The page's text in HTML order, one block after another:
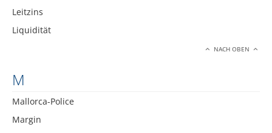
Leitzins
Liquidität
NACH OBEN
M
Mallorca-Police
Margin